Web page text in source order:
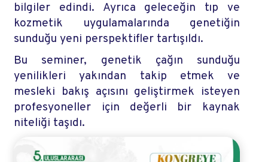
bilgiler edindi. Ayrıca geleceğin tıp ve
kozmetik uygulamalarında genetiğin
sunduğu yeni perspektifler tartışıldı.
Bu seminer, genetik çağın sunduğu
yenilikleri yakından takip etmek ve
mesleki bakış açısını geliştirmek isteyen
profesyoneller için değerli bir kaynak
niteliği taşıdı.